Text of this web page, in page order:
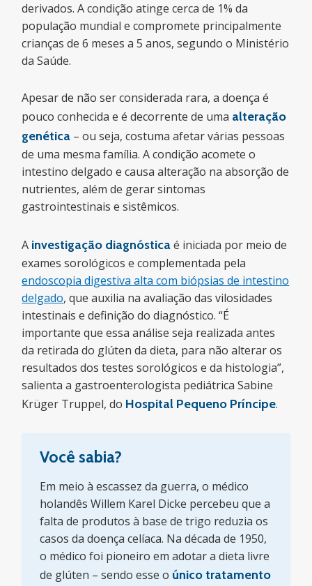
derivados. A condição atinge cerca de 1% da
população mundial e compromete principalmente
crianças de 6 meses a 5 anos, segundo o Ministério
da Saúde.
Apesar de não ser considerada rara, a doença é
pouco conhecida e é decorrente de uma alteração
genética – ou seja, costuma afetar várias pessoas
de uma mesma família. A condição acomete o
intestino delgado e causa alteração na absorção de
nutrientes, além de gerar sintomas
gastrointestinais e sistêmicos.
A investigação diagnósticaé iniciada por meio de
exames sorológicos e complementada pela
endoscopia digestiva alta com biópsias de intestino
delgado, que auxilia na avaliação das vilosidades
intestinais e definição do diagnóstico. “É
importante que essa análise seja realizada antes
da retirada do glúten da dieta, para não alterar os
resultados dos testes sorológicos e da histologia”,
salienta a gastroenterologista pediátrica Sabine
Krüger Truppel, do Hospital Pequeno Príncipe.
Você sabia?
Em meio à escassez da guerra, o médico
holandês Willem Karel Dicke percebeu que a
falta de produtos à base de trigo reduzia os
casos da doença celíaca. Na década de 1950,
o médico foi pioneiro em adotar a dieta livre
de glúten – sendo esse o único tratamento